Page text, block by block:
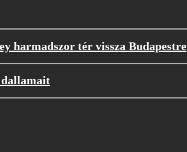
harmadszor tér vissza Budapestre
dallamait